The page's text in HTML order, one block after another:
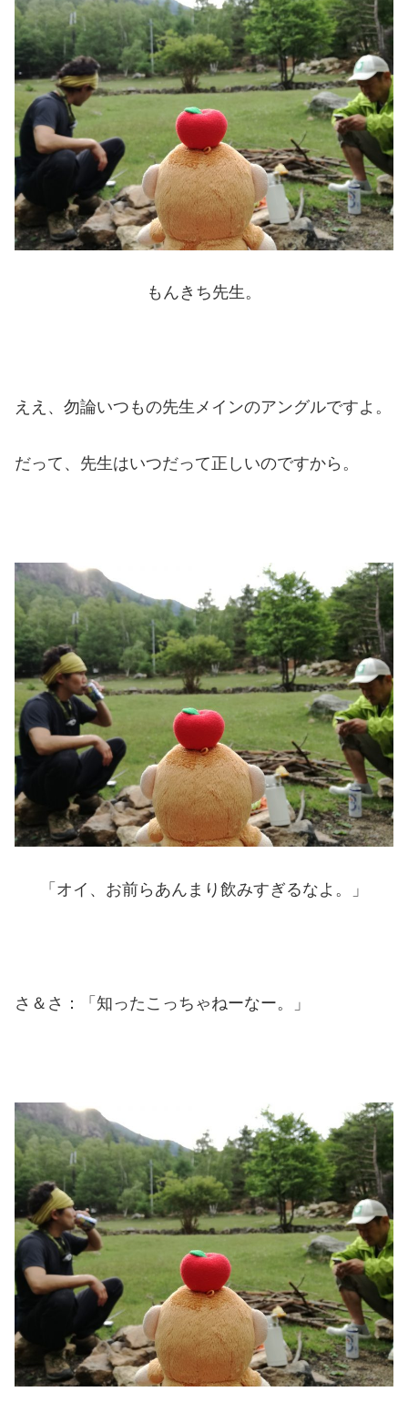
もんきち先生。
ええ、勿論いつもの先生メインのアングルですよ。
だって、先生はいつだって正しいのですから。
「オイ、お前らあんまり飲みすぎるなよ。」
さ＆さ：「知ったこっちゃねーなー。」